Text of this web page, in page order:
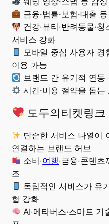
금융·법률·보험·대출
건강·뷰티·반려동물·
서비스 강화
모바일 중심 사용자 경
이용 가능
브랜드 간 유기적 연동
시간·비용 절약을 돕
모두의티켓링크
단순한 서비스 나열이
연결하는 브랜드 허브
소비·여행·금융·콘텐
조
독립적인 서비스가 유
험 강화
AI·메타버스·스마트